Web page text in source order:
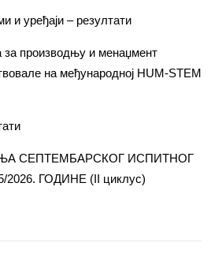
и уређаји – резултати
производњу и менаџмент
на међународној HUM-STEM
СЕПТЕМБАРСКОГ ИСПИТНОГ
ГОДИНЕ (II циклус)